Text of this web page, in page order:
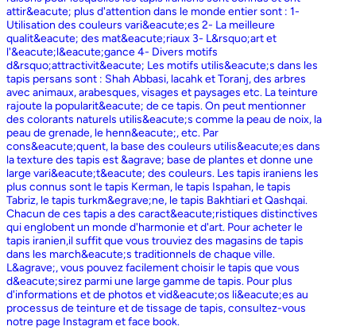
attir&eacute; plus d'attention dans le monde entier sont : 1-
Utilisation des couleurs vari&eacute;es 2- La meilleure
qualit&eacute; des mat&eacute;riaux 3- L&rsquo;art et
l'&eacute;l&eacute;gance 4- Divers motifs
d&rsquo;attractivit&eacute; Les motifs utilis&eacute;s dans les
tapis persans sont : Shah Abbasi, lacahk et Toranj, des arbres
avec animaux, arabesques, visages et paysages etc. La teinture
rajoute la popularit&eacute; de ce tapis. On peut mentionner
des colorants naturels utilis&eacute;s comme la peau de noix, la
peau de grenade, le henn&eacute;, etc. Par
cons&eacute;quent, la base des couleurs utilis&eacute;es dans
la texture des tapis est &agrave; base de plantes et donne une
large vari&eacute;t&eacute; des couleurs. Les tapis iraniens les
plus connus sont le tapis Kerman, le tapis Ispahan, le tapis
Tabriz, le tapis turkm&egrave;ne, le tapis Bakhtiari et Qashqai.
Chacun de ces tapis a des caract&eacute;ristiques distinctives
qui englobent un monde d'harmonie et d'art. Pour acheter le
tapis iranien,il suffit que vous trouviez des magasins de tapis
dans les march&eacute;s traditionnels de chaque ville.
L&agrave;, vous pouvez facilement choisir le tapis que vous
d&eacute;sirez parmi une large gamme de tapis. Pour plus
d'informations et de photos et vid&eacute;os li&eacute;es au
processus de teinture et de tissage de tapis, consultez-vous
notre page Instagram et face book.